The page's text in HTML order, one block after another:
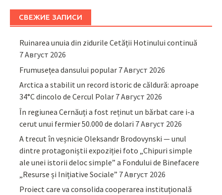
СВЕЖИЕ ЗАПИСИ
Ruinarea unuia din zidurile Cetății Hotinului continuă
7 Август 2026
Frumusețea dansului popular 7 Август 2026
Arctica a stabilit un record istoric de căldură: aproape
34°C dincolo de Cercul Polar 7 Август 2026
În regiunea Cernăuți a fost reținut un bărbat care i-a
cerut unui fermier 50.000 de dolari 7 Август 2026
A trecut în veșnicie Oleksandr Brodovynski — unul
dintre protagoniștii expoziției foto „Chipuri simple
ale unei istorii deloc simple” a Fondului de Binefacere
„Resurse și Inițiative Sociale” 7 Август 2026
Proiect care va consolida cooperarea instituțională